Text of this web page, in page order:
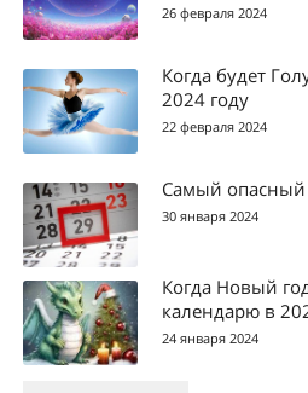
26 февраля 2024
Когда будет
2024 году
22 февраля 2024
Самый опасный
30 января 2024
Когда Новый
календарю в
24 января 2024